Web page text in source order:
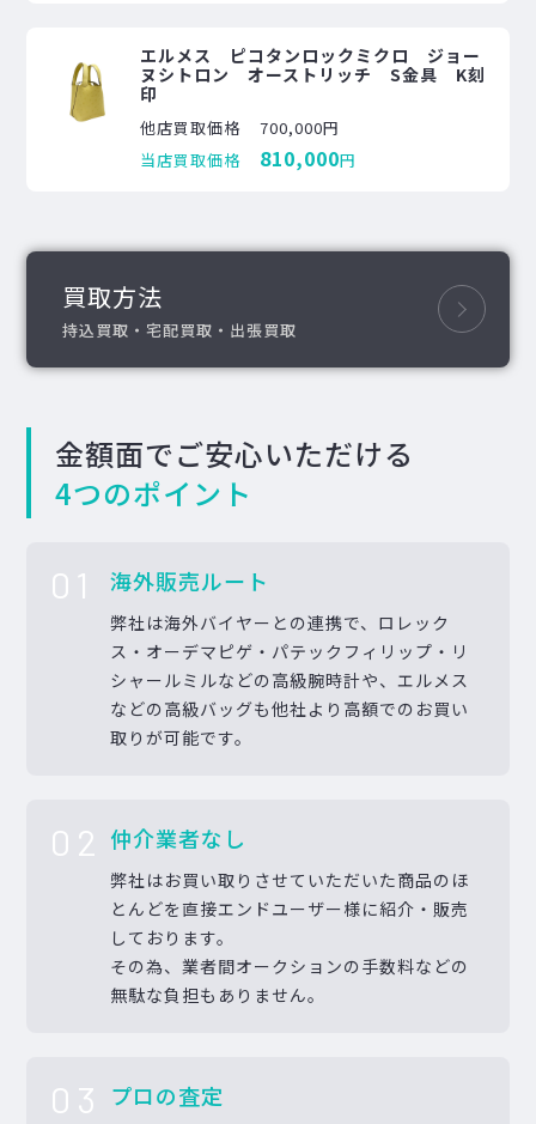
エルメス ピコタンロックミクロ ジョー
ヌシトロン オーストリッチ S金具 K刻
印
他店買取価格
700,000円
当店買取価格
810,000円
買取方法
持込買取・宅配買取・出張買取
金額面でご安心いただける
4つのポイント
01 海外販売ルート
弊社は海外バイヤーとの連携で、ロレック
ス・オーデマピゲ・パテックフィリップ・リ
シャールミルなどの高級腕時計や、エルメス
などの高級バッグも他社より高額でのお買い
取りが可能です。
02 仲介業者なし
弊社はお買い取りさせていただいた商品のほ
とんどを直接エンドユーザー様に紹介・販売
しております。
その為、業者間オークションの手数料などの
無駄な負担もありません。
03 プロの査定